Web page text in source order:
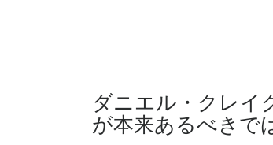
ダニエル・クレイ
が本来あるべきで